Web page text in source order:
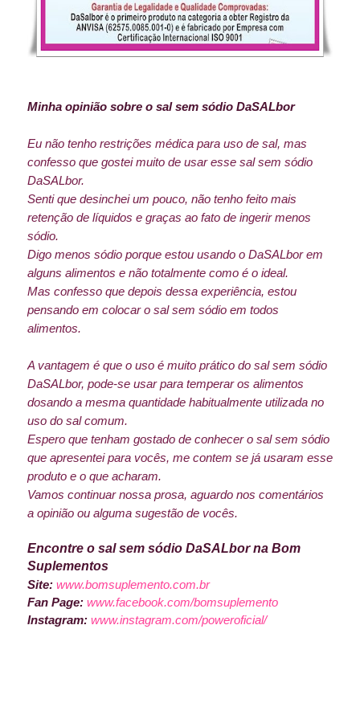
Minha opinião sobre o sal sem sódio DaSALbor
Eu não tenho restrições médica para uso de sal, mas
confesso que gostei muito de usar esse sal sem sódio
DaSALbor.
Senti que desinchei um pouco, não tenho feito mais
retenção de líquidos e graças ao fato de ingerir menos
sódio.
Digo menos sódio porque estou usando o DaSALbor em
alguns alimentos e não totalmente como é o ideal.
Mas confesso que depois dessa experiência, estou
pensando em colocar o sal sem sódio em todos
alimentos.
A vantagem é que o uso é muito prático do sal sem sódio
DaSALbor, pode-se usar para temperar os alimentos
dosando a mesma quantidade habitualmente utilizada no
uso do sal comum.
Espero que tenham gostado de conhecer o sal sem sódio
que apresentei para vocês, me contem se já usaram esse
produto e o que acharam.
Vamos continuar nossa prosa, aguardo nos comentários
a opinião ou alguma sugestão de vocês.
Encontre o sal sem sódio DaSALbor na Bom
Suplementos
Site: www.bomsuplemento.com.br
Fan Page: www.facebook.com/bomsuplemento
Instagram: www.instagram.com/poweroficial/